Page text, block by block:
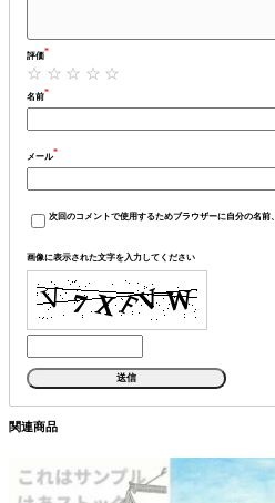
評価*
名前*
メール*
次回のコメントで使用するためブラウザーに自分の名前
画像に表示された文字を入力してください
関連商品